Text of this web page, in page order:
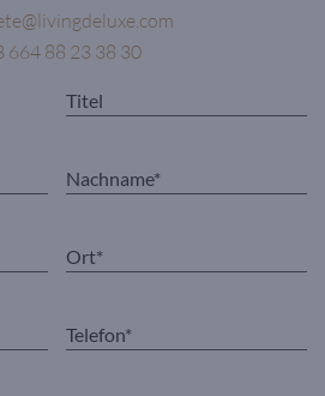
664 88 23 38 30